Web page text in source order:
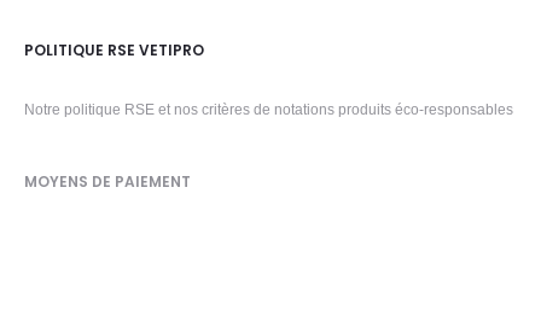
POLITIQUE RSE VETIPRO
Notre politique RSE et nos critères de notations produits éco-responsables
MOYENS DE PAIEMENT